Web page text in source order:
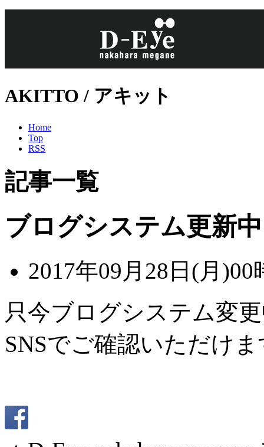
AKITTO / アキット
Home
Top
RSS
記事一覧
ブログシステム更新中
2017年09月28日(月)00
只今ブログシステム変
SNSでご確認いただけ